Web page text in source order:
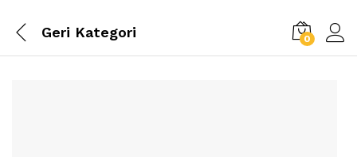
Geri Kategori 0